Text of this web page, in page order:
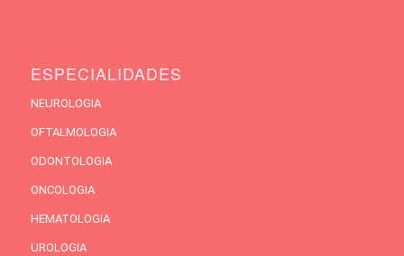
ESPECIALIDADES
NEUROLOGIA
OFTALMOLOGIA
ODONTOLOGIA
ONCOLOGIA
HEMATOLOGIA
UROLOGIA